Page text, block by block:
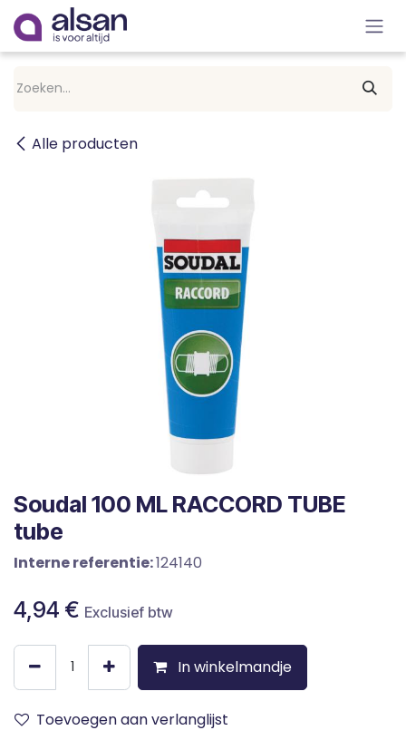
Overslaan naar inhoud
Alle producten
Soudal 100 ML RACCORD TUBE
tube
Interne referentie:124140
4,94 € Exclusief btw
In winkelmandje
Toevoegen aan verlanglijst